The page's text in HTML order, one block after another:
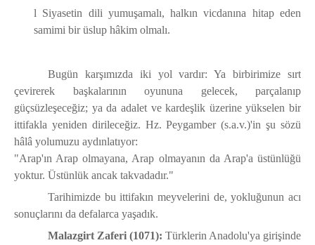
l Siyasetin dili yumuşamalı, halkın vicdanına hitap eden
samimi bir üslup hâkim olmalı.
Bugün karşımızda iki yol vardır: Ya birbirimize sırt
çevirerek başkalarının oyununa gelecek, parçalanıp
güçsüzleşeceğiz; ya da adalet ve kardeşlik üzerine yükselen bir
ittifakla yeniden dirileceğiz. Hz. Peygamber (s.a.v.)'in şu sözü
hâlâ yolumuzu aydınlatıyor:
"Arap'ın Arap olmayana, Arap olmayanın da Arap'a üstünlüğü
yoktur. Üstünlük ancak takvadadır."
Tarihimizde bu ittifakın meyvelerini de, yokluğunun acı
sonuçlarını da defalarca yaşadık.
Malazgirt Zaferi (1071): Türklerin Anadolu'ya girişinde